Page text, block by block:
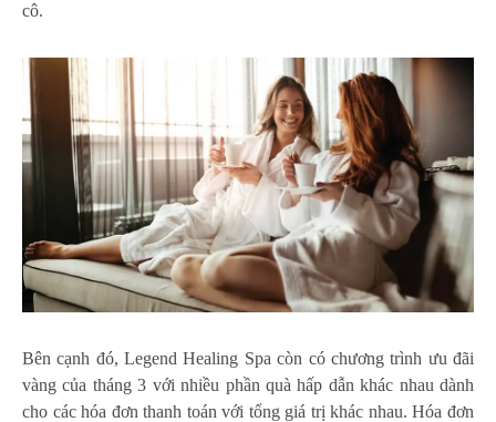
cô.
Bên cạnh đó, Legend Healing Spa còn có chương trình ưu đãi
vàng của tháng 3 với nhiều phần quà hấp dẫn khác nhau dành
cho các hóa đơn thanh toán với tổng giá trị khác nhau. Hóa đơn